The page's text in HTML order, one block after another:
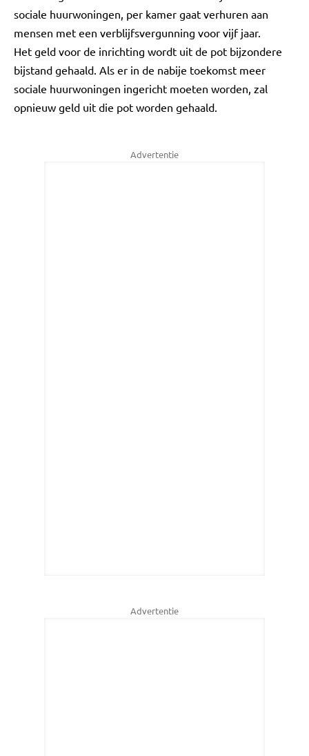
sociale huurwoningen, per kamer gaat verhuren aan
mensen met een verblijfsvergunning voor vijf jaar.
Het geld voor de inrichting wordt uit de pot bijzondere
bijstand gehaald. Als er in de nabije toekomst meer
sociale huurwoningen ingericht moeten worden, zal
opnieuw geld uit die pot worden gehaald.
Advertentie
Advertentie